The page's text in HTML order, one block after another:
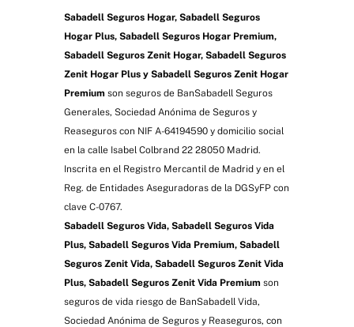
Sabadell Seguros Hogar, Sabadell Seguros
Hogar Plus, Sabadell Seguros Hogar Premium,
Sabadell Seguros Zenit Hogar, Sabadell Seguros
Zenit Hogar Plus y Sabadell Seguros Zenit Hogar
Premium son seguros de BanSabadell Seguros
Generales, Sociedad Anónima de Seguros y
Reaseguros con NIF A-64194590 y domicilio social
en la calle Isabel Colbrand 22 28050 Madrid.
Inscrita en el Registro Mercantil de Madrid y en el
Reg. de Entidades Aseguradoras de la DGSyFP con
clave C-0767.
Sabadell Seguros Vida, Sabadell Seguros Vida
Plus, Sabadell Seguros Vida Premium, Sabadell
Seguros Zenit Vida, Sabadell Seguros Zenit Vida
Plus, Sabadell Seguros Zenit Vida Premium son
seguros de vida riesgo de BanSabadell Vida,
Sociedad Anónima de Seguros y Reaseguros, con